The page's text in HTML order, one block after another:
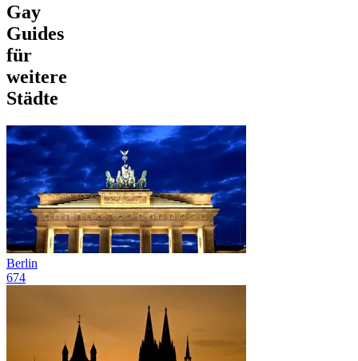
Gay
Guides
für
weitere
Städte
Berlin
674